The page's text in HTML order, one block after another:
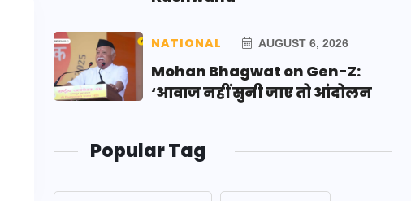
NATIONAL AUGUST 6, 2026
Mohan Bhagwat on Gen-Z:
‘आवाज नहीं सुनी जाए तो आंदोलन
Popular Tag